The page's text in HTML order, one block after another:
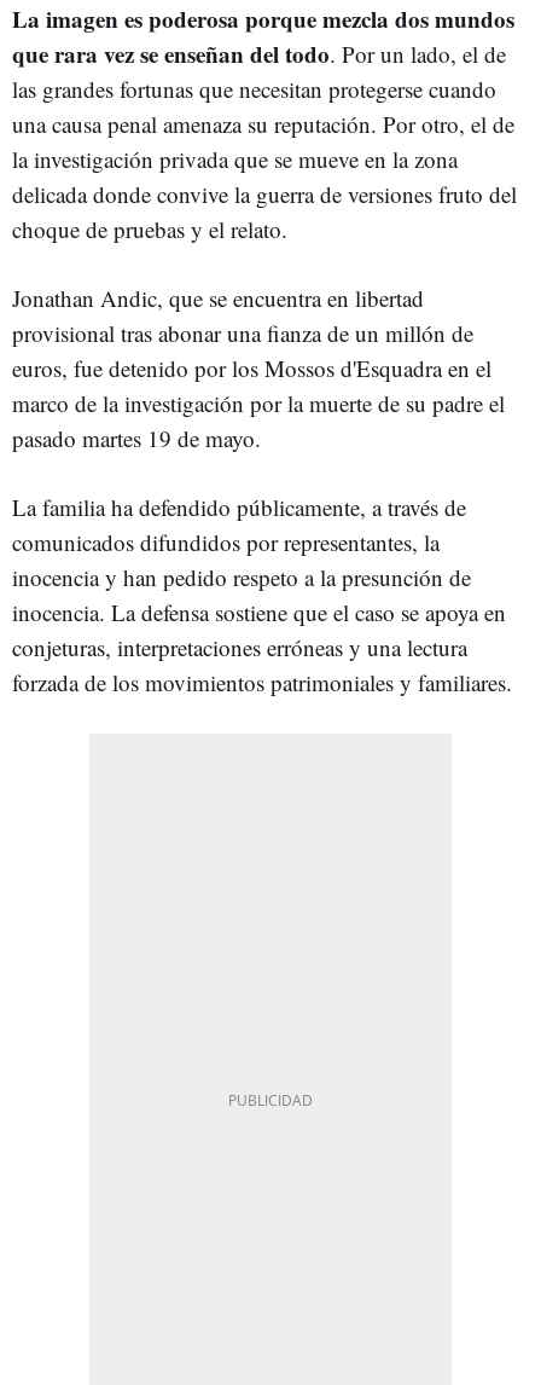
La imagen es poderosa porque mezcla dos mundos
que rara vez se enseñan del todo. Por un lado, el de
las grandes fortunas que necesitan protegerse cuando
una causa penal amenaza su reputación. Por otro, el de
la investigación privada que se mueve en la zona
delicada donde convive la guerra de versiones fruto del
choque de pruebas y el relato.
Jonathan Andic, que se encuentra en libertad
provisional tras abonar una fianza de un millón de
euros, fue detenido por los Mossos d'Esquadra en el
marco de la investigación por la muerte de su padre el
pasado martes 19 de mayo.
La familia ha defendido públicamente, a través de
comunicados difundidos por representantes, la
inocencia y han pedido respeto a la presunción de
inocencia. La defensa sostiene que el caso se apoya en
conjeturas, interpretaciones erróneas y una lectura
forzada de los movimientos patrimoniales y familiares.